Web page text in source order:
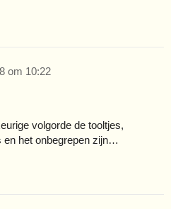
om 10:22
volgorde de tooltjes,
en het onbegrepen zijn…